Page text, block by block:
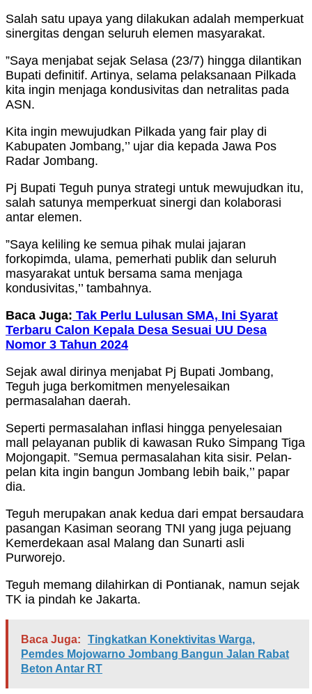
Salah satu upaya yang dilakukan adalah memperkuat
sinergitas dengan seluruh elemen masyarakat.
”Saya menjabat sejak Selasa (23/7) hingga dilantikan
Bupati definitif. Artinya, selama pelaksanaan Pilkada
kita ingin menjaga kondusivitas dan netralitas pada
ASN.
Kita ingin mewujudkan Pilkada yang fair play di
Kabupaten Jombang,’’ ujar dia kepada Jawa Pos
Radar Jombang.
Pj Bupati Teguh punya strategi untuk mewujudkan itu,
salah satunya memperkuat sinergi dan kolaborasi
antar elemen.
”Saya keliling ke semua pihak mulai jajaran
forkopimda, ulama, pemerhati publik dan seluruh
masyarakat untuk bersama sama menjaga
kondusivitas,’’ tambahnya.
Baca Juga: Tak Perlu Lulusan SMA, Ini Syarat
Terbaru Calon Kepala Desa Sesuai UU Desa
Nomor 3 Tahun 2024
Sejak awal dirinya menjabat Pj Bupati Jombang,
Teguh juga berkomitmen menyelesaikan
permasalahan daerah.
Seperti permasalahan inflasi hingga penyelesaian
mall pelayanan publik di kawasan Ruko Simpang Tiga
Mojongapit. ”Semua permasalahan kita sisir. Pelan-
pelan kita ingin bangun Jombang lebih baik,’’ papar
dia.
Teguh merupakan anak kedua dari empat bersaudara
pasangan Kasiman seorang TNI yang juga pejuang
Kemerdekaan asal Malang dan Sunarti asli
Purworejo.
Teguh memang dilahirkan di Pontianak, namun sejak
TK ia pindah ke Jakarta.
Baca Juga:
Tingkatkan Konektivitas Warga,
Pemdes Mojowarno Jombang Bangun Jalan Rabat
Beton Antar RT